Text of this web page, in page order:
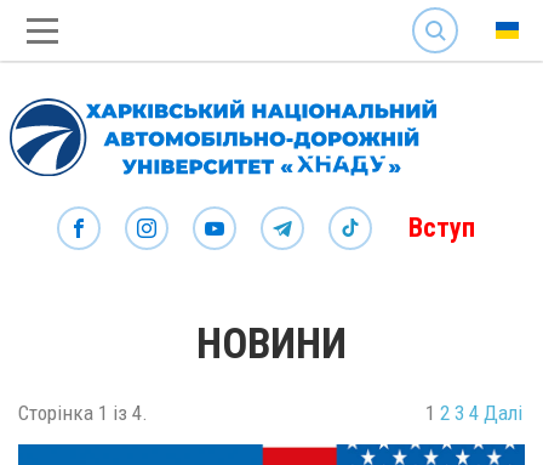
SEARCH
Вступ
НОВИНИ
Сторінка 1 із 4. 1 2 3 4 Далі